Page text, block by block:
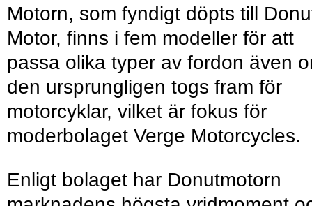
Motorn, som fyndigt döpts till
Motor, finns i fem modeller för att
passa olika typer av fordon även
den ursprungligen togs fram för
motorcyklar, vilket är fokus för
moderbolaget Verge Motorcycles.
Enligt bolaget har Donutmotorn